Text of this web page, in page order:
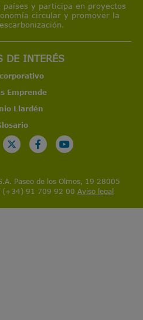
países y participa en proyectos
circular y promover la
DE INTERÉS
Emprende
Llardén
Paseo de los Olmos, 19 28005
(+34) 91 709 92 00 Aviso legal